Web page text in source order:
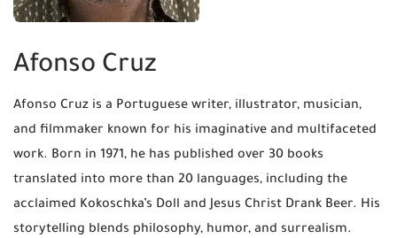
Afonso Cruz
Afonso Cruz is a Portuguese writer, illustrator, musician,
and filmmaker known for his imaginative and multifaceted
work. Born in 1971, he has published over 30 books
translated into more than 20 languages, including the
acclaimed Kokoschka’s Doll and Jesus Christ Drank Beer. His
storytelling blends philosophy, humor, and surrealism.